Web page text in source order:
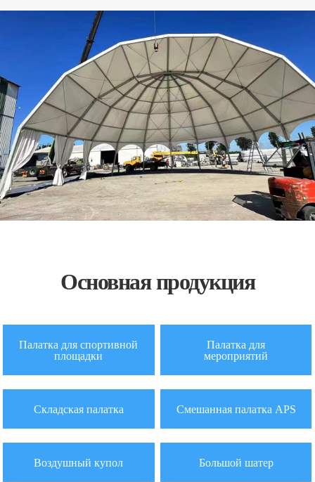
Основная продукция
Палатка для спортивной
площадки
Палатка для
мероприятий
Складская палатка Смешанная палатка APS
Воздушный купол Большой шатер